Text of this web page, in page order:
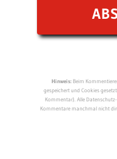
Hinweis:Beim
gespeichert und Cookies
Kommentar). Alle
Kommentare manchmal nicht